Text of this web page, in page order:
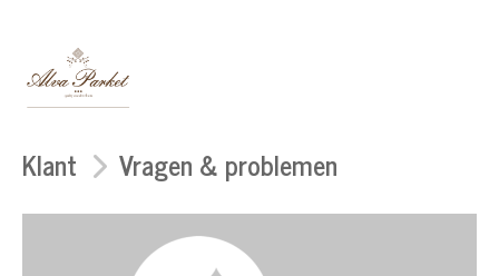
Klant Vragen & problemen